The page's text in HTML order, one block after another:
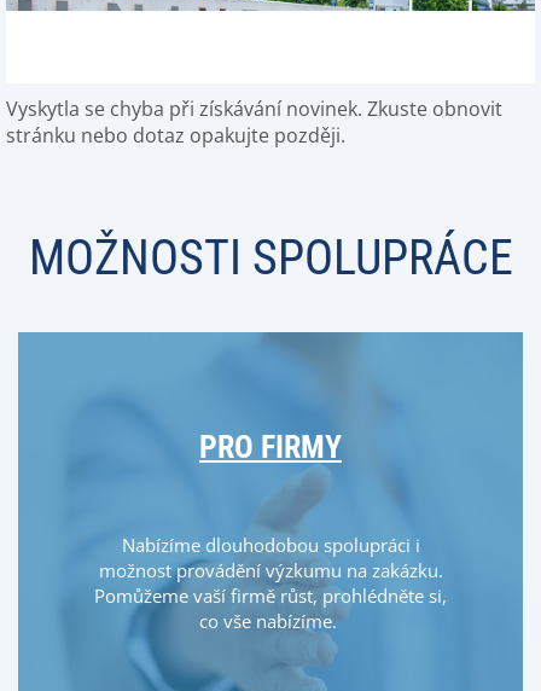
Vyskytla se chyba při získávání novinek. Zkuste obnovit
stránku nebo dotaz opakujte později.
MOŽNOSTI SPOLUPRÁCE
PRO FIRMY
Nabízíme dlouhodobou spolupráci i
možnost provádění výzkumu na zakázku.
Pomůžeme vaší firmě růst, prohlédněte si,
co vše nabízíme.